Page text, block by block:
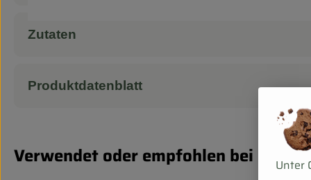
Zutaten
Produktdatenblatt
Verwendet oder empfohlen bei Unter